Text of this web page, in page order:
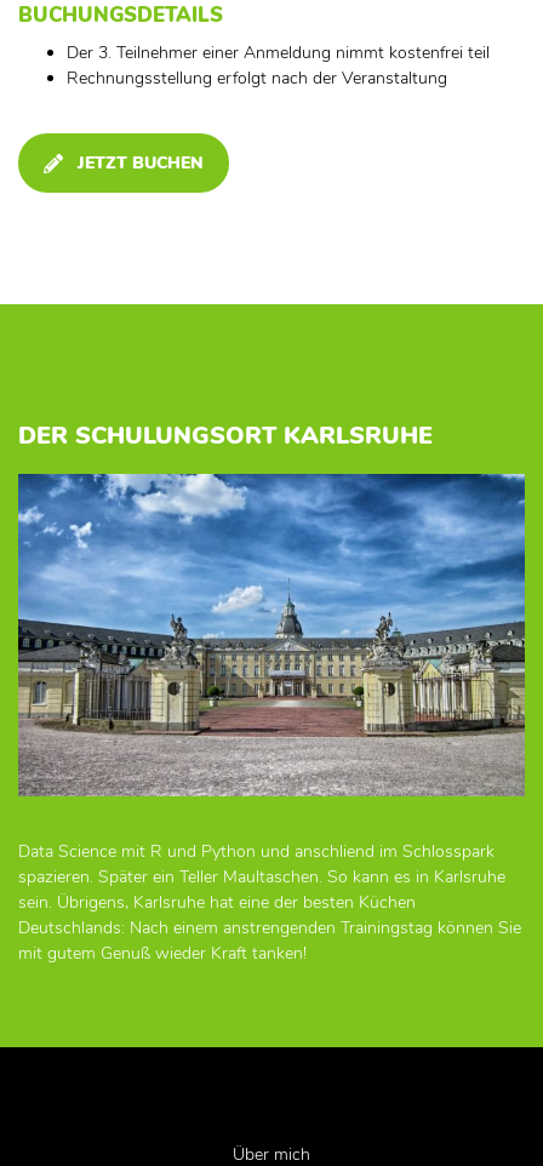
BUCHUNGSDETAILS
Der 3. Teilnehmer einer Anmeldung nimmt kostenfrei teil
Rechnungsstellung erfolgt nach der Veranstaltung
JETZT BUCHEN
DER SCHULUNGSORT KARLSRUHE
Data Science mit R und Python und anschliend im Schlosspark
spazieren. Später ein Teller Maultaschen. So kann es in Karlsruhe
sein. Übrigens, Karlsruhe hat eine der besten Küchen
Deutschlands: Nach einem anstrengenden Trainingstag können Sie
mit gutem Genuß wieder Kraft tanken!
Über mich